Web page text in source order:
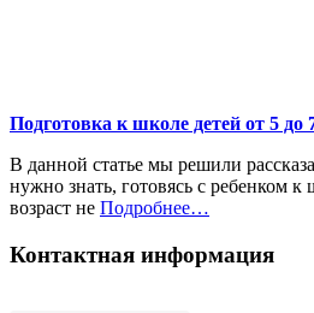
Подготовка к школе детей от 5 до
В данной статье мы решили
нужно знать, готовясь с
возраст не Подробнее«%s»
…
Контактная информация